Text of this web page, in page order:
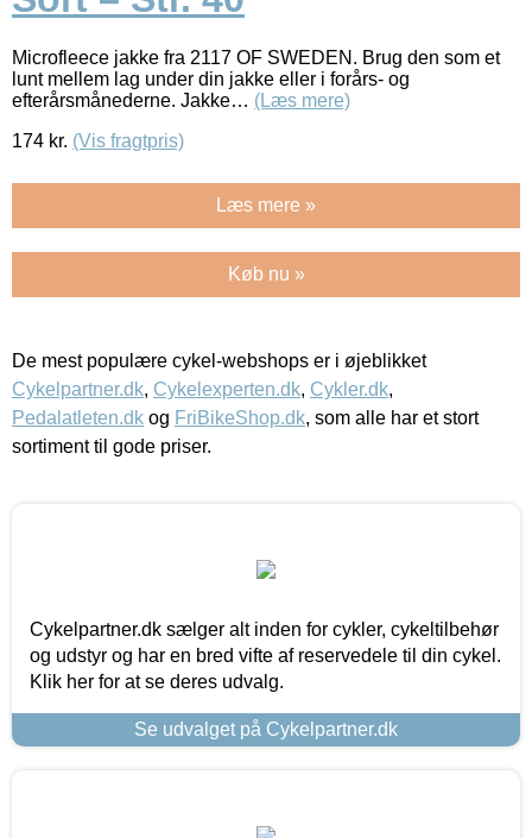
Microfleece jakke fra 2117 OF SWEDEN. Brug den som et
lunt mellem lag under din jakke eller i forårs- og
efterårsmånederne. Jakke… (Læs mere)
174 kr. (Vis fragtpris)
Læs mere »
Køb nu »
De mest populære cykel-webshops er i øjeblikket
Cykelpartner.dk, Cykelexperten.dk, Cykler.dk,
Pedalatleten.dk og FriBikeShop.dk, som alle har et stort
sortiment til gode priser.
Cykelpartner.dk sælger alt inden for cykler, cykeltilbehør
og udstyr og har en bred vifte af reservedele til din cykel.
Klik her for at se deres udvalg.
Se udvalget på Cykelpartner.dk